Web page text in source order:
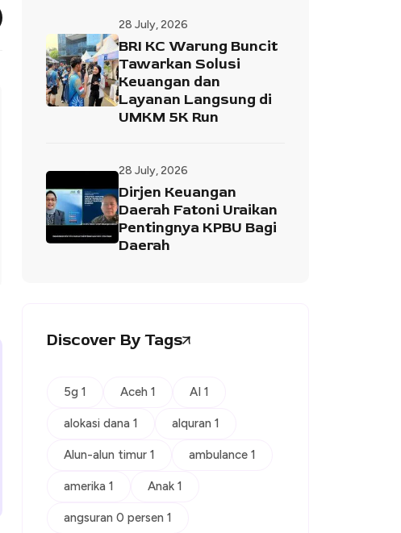
28 July, 2026
BRI KC Warung Buncit
Tawarkan Solusi
Keuangan dan
Layanan Langsung di
UMKM 5K Run
28 July, 2026
Dirjen Keuangan
Daerah Fatoni Uraikan
Pentingnya KPBU Bagi
Daerah
Discover By Tags
5g 1 Aceh 1 AI 1
alokasi dana 1 alquran 1
Alun-alun timur 1 ambulance 1
amerika 1 Anak 1
angsuran 0 persen 1